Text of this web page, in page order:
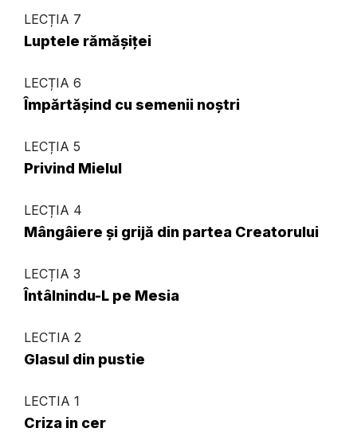
LECȚIA 7
Luptele rămășiței
LECȚIA 6
Împărtășind cu semenii noștri
LECȚIA 5
Privind Mielul
LECȚIA 4
Mângâiere și grijă din partea Creatorului
LECȚIA 3
Întâlnindu-L pe Mesia
LECTIA 2
Glasul din pustie
LECTIA 1
Criza in cer